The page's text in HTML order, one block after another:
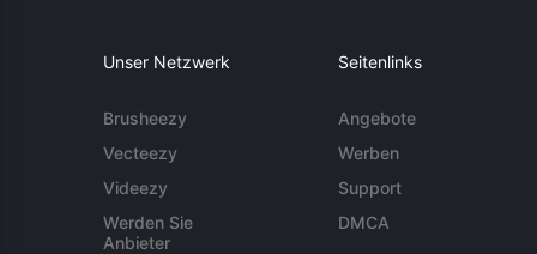
Unser Netzwerk
Brusheezy
Vecteezy
Videezy
Werden Sie
Anbieter
Seitenlinks
Angebote
Werben
Support
DMCA